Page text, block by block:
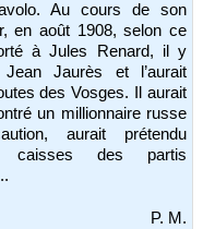
Au cours de son
en août 1908, selon ce
à Jules Renard, il y
Jaurès et l’aurait
des Vosges. Il aurait
un millionnaire russe
aurait prétendu
caisses des partis
P. M.